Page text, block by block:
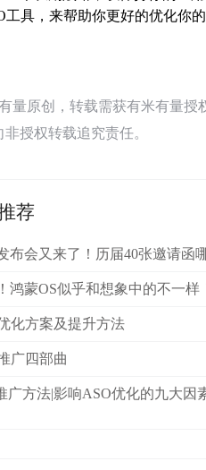
工具，来帮助你更好的优化你
量原创，转载需获有米有量授
授权转载追究责任。
荐
布会又来了！历届40张邀请函
鸿蒙OS似乎和想象中的不一样
化方案及提升方法
广四部曲
广方法|影响ASO优化的九大因